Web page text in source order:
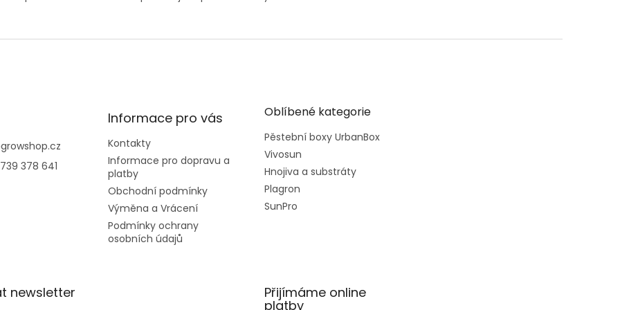
growshop.cz
378 641
Informace pro vás
Kontakty
Informace pro dopravu a
platby
Obchodní podmínky
Výměna a Vrácení
Podmínky ochrany
osobních údajů
Oblíbené kategorie
Pěstební boxy UrbanBox
Vivosun
Hnojiva a substráty
Plagron
SunPro
newsletter Přijímáme online
platby